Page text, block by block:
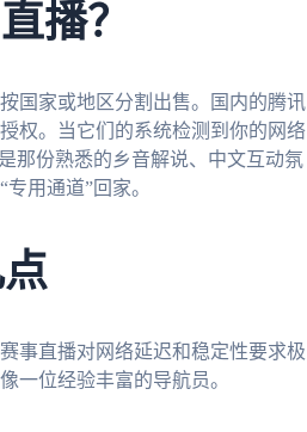
播？
国家或地区分割出售。国内的腾讯
权。当它们的系统检测到你的网络
那份熟悉的乡音解说、中文互动氛
用通道”回家。
事直播对网络延迟和稳定性要求极
一位经验丰富的导航员。